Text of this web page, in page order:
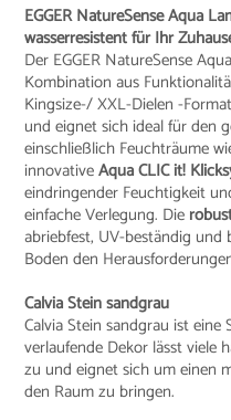
EGGER NatureSense Aqua
wasserresistent für Ihr
Der EGGER NatureSense
Kombination aus
Kingsize-/ XXL-Dielen -
und eignet sich ideal für den
einschließlich Feuchträume
innovativeAqua CLIC it!
eindringender Feuchtigkeit
einfache Verlegung. Die
abriebfest, UV-beständig und
Boden den
Calvia Stein sandgrau
Calvia Stein sandgrau ist
verlaufende Dekor lässt viele
zu und eignet sich um einen
den Raum zu bringen.